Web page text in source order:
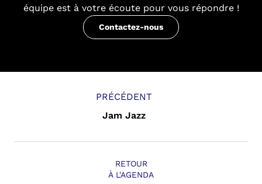
équipe est à votre écoute pour vous répondre !
PRÉCÉDENT
Jam Jazz
RETOUR
À L'AGENDA